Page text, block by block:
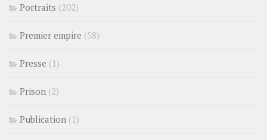
Portraits (202)
Premier empire (58)
Presse (1)
Prison (2)
Publication (1)